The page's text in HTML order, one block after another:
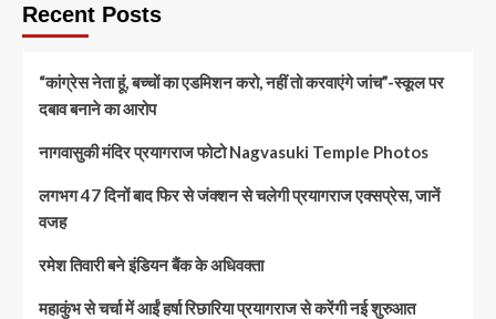
Recent Posts
“कांग्रेस नेता हूं, बच्चों का एडमिशन करो, नहीं तो करवाएंगे जांच”-स्कूल पर
दबाव बनाने का आरोप
नागवासुकी मंदिर प्रयागराज फोटो Nagvasuki Temple Photos
लगभग 47 दिनों बाद फिर से जंक्शन से चलेगी प्रयागराज एक्सप्रेस, जानें
वजह
रमेश तिवारी बने इंडियन बैंक के अधिवक्ता
महाकुंभ से चर्चा में आईं हर्षा रिछारिया प्रयागराज से करेंगी नई शुरुआत